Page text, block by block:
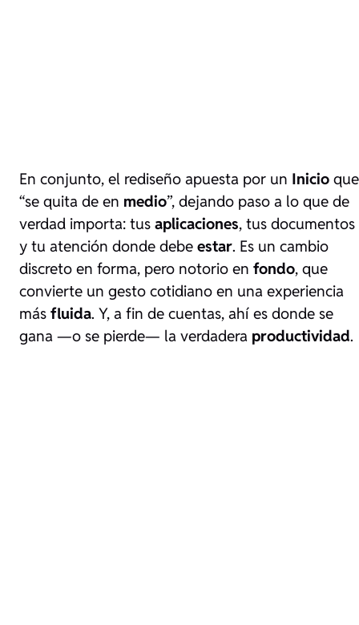
En conjunto, el rediseño apuesta por un Inicio que
“se quita de en medio”, dejando paso a lo que de
verdad importa: tus aplicaciones, tus documentos
y tu atención donde debe estar. Es un cambio
discreto en forma, pero notorio en fondo, que
convierte un gesto cotidiano en una experiencia
más fluida. Y, a fin de cuentas, ahí es donde se
gana —o se pierde— la verdadera productividad.